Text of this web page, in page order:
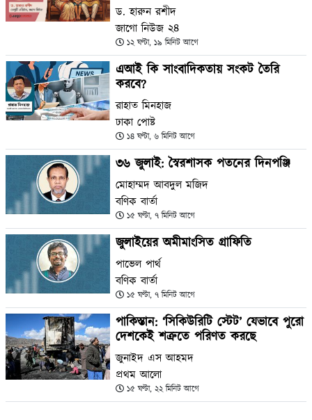
ড. হারুন রশীদ
জাগো নিউজ ২৪
১২ ঘণ্টা, ১৯ মিনিট আগে
এআই কি সাংবাদিকতায় সংকট তৈরি
করবে?
রাহাত মিনহাজ
ঢাকা পোষ্ট
১৪ ঘণ্টা, ৬ মিনিট আগে
৩৬ জুলাই: স্বৈরশাসক পতনের দিনপঞ্জি
মোহাম্মদ আবদুল মজিদ
বণিক বার্তা
১৫ ঘণ্টা, ৭ মিনিট আগে
জুলাইয়ের অমীমাংসিত গ্রাফিতি
পাভেল পার্থ
বণিক বার্তা
১৫ ঘণ্টা, ৭ মিনিট আগে
পাকিস্তান: ‘সিকিউরিটি স্টেট’ যেভাবে পুরো
দেশকেই শত্রুতে পরিণত করছে
জুনাইদ এস আহমদ
প্রথম আলো
১৫ ঘণ্টা, ২২ মিনিট আগে